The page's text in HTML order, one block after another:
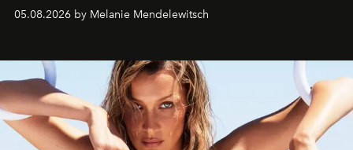
05.08.2026 by Melanie Mendelewitsch